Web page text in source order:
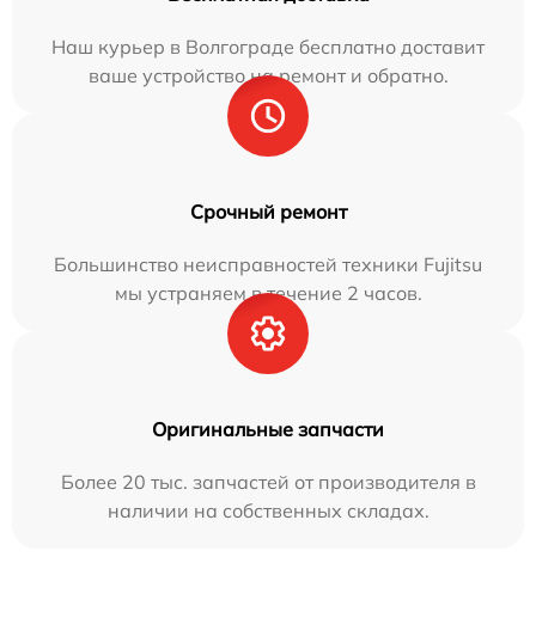
Наш курьер в Волгограде бесплатно доставит
ваше устройство на ремонт и обратно.
Срочный ремонт
Большинство неисправностей техники Fujitsu
мы устраняем в течение 2 часов.
Оригинальные запчасти
Более 20 тыс. запчастей от производителя в
наличии на собственных складах.